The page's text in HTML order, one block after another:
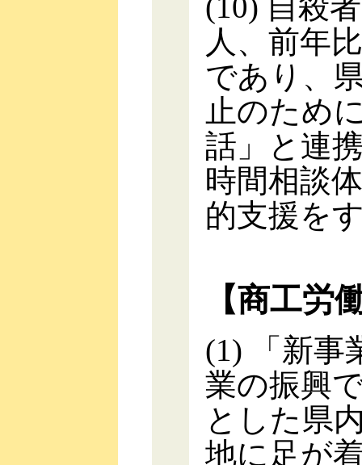
(10) 自殺
人、前年
であり、
止のため
話」と連
時間相談
的支援を
【商工労
(1) 「新事
業の振興
とした県
地に足が